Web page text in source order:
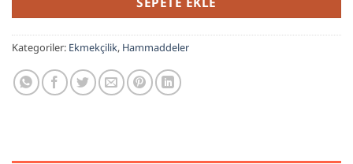
Kategoriler: Ekmekçilik, Hammaddeler